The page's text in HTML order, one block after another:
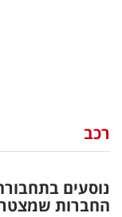
וצרכנות
דיגיטל
רכב
נוסעים
החברות